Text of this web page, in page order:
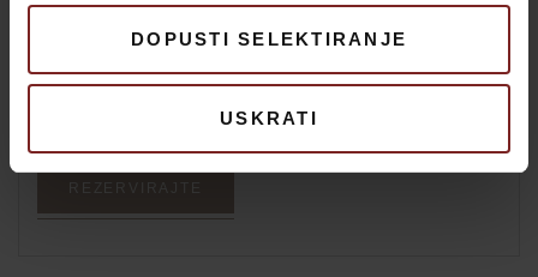
DOPUSTI SELEKTIRANJE
USKRATI